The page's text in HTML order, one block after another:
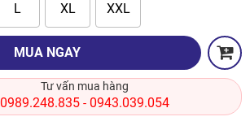
L XL XXL
MUA NGAY
Tư vấn mua hàng
0989.248.835- 0943.039.054